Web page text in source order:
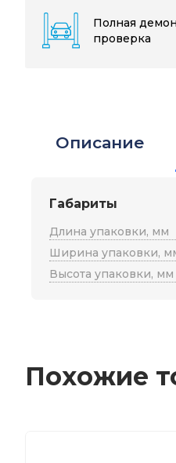
Полная
проверка
Описание
Габариты
Длина упаковки, мм
Ширина упаковки,
Высота упаковки, мм
Похожие